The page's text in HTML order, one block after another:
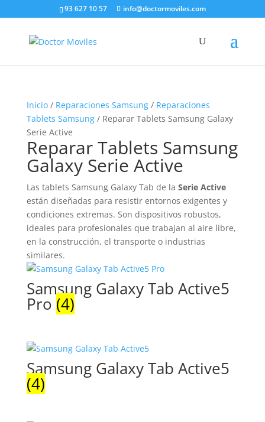
93 627 10 57 info@doctormoviles.com
Inicio/ Reparaciones Samsung/ Reparaciones
Tablets Samsung/ Reparar Tablets Samsung Galaxy
Serie Active
Reparar Tablets Samsung
Galaxy Serie Active
Las tablets Samsung Galaxy Tab de la Serie Active
están diseñadas para resistir entornos exigentes y
condiciones extremas. Son dispositivos robustos,
ideales para profesionales que trabajan al aire libre,
en la construcción, el transporte o industrias
similares.
Samsung Galaxy Tab Active5
Pro (4)
Samsung Galaxy Tab Active5
(4)